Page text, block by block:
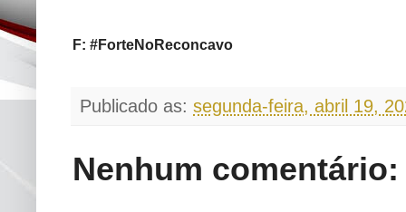
F: #ForteNoReconcavo
Publicado as: segunda-feira, abril 19,
Nenhum comentário: